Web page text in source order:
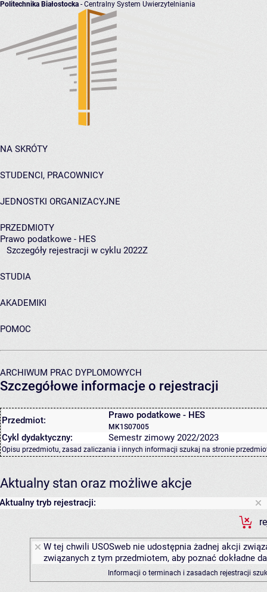
Politechnika Białostocka - Centralny System Uwierzytelniania
NA SKRÓTY
STUDENCI, PRACOWNICY
JEDNOSTKI ORGANIZACYJNE
PRZEDMIOTY
Prawo podatkowe - HES
Szczegóły rejestracji w cyklu 2022Z
STUDIA
AKADEMIKI
POMOC
ARCHIWUM PRAC DYPLOMOWYCH
Szczegółowe informacje o rejestracji
Przedmiot: Prawo podatkowe - HES
MK1S07005
Cykl dydaktyczny: Semestr zimowy 2022/2023
Opisu przedmiotu, zasad zaliczania i innych informacji szukaj na stronie
Aktualny stan oraz możliwe akcje
Aktualny tryb rejestracji:
W tej chwili USOSweb nie udostępnia żadnej akcji
związanych z tym przedmiotem, aby poznać dokładne
Informacji o terminach i zasadach rejestracji